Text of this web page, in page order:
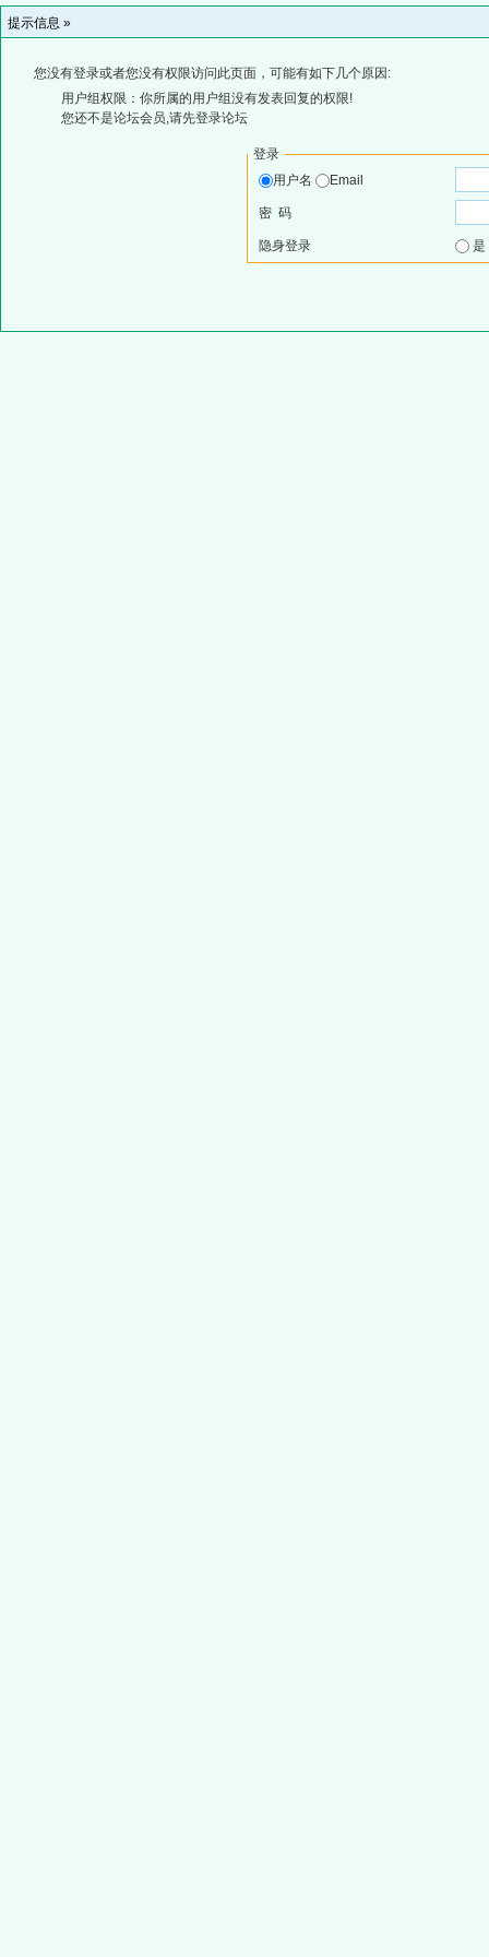
提示信息 »
您没有登录或者您没有权限访问此页面，可能有如下几个原因:
用户组权限：你所属的用户组没有发表回复的权限!
您还不是论坛会员,请先登录论坛
登录
用户名
Email
密 码
隐身登录